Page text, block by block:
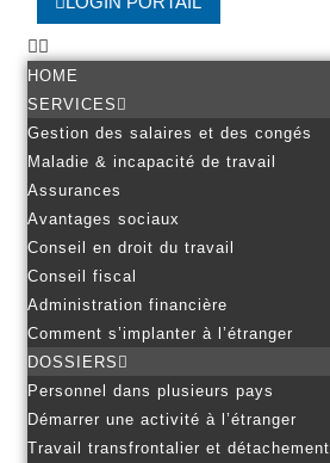
HOME
SERVICES
Gestion des salaires et des congés
Maladie & incapacité de travail
Assurances
Avantages sociaux
Conseil en droit du travail
Conseil fiscal
Administration financière
Comment s’implanter à l’étranger
DOSSIERS
Personnel dans plusieurs pays
Démarrer une activité à l’étranger
Travail transfrontalier et détachement